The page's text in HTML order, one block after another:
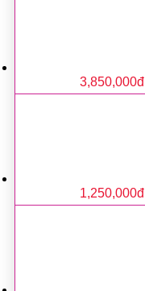
3,850,000đ
1,250,000đ